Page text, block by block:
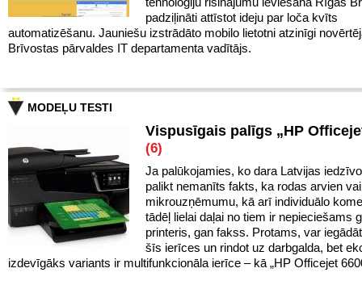
padziļināti attīstot ideju par loča kvīts
automatizēšanu. Jauniešu izstrādāto mobilo lietotni atzinīgi
Brīvostas pārvaldes IT departamenta vadītājs.
MODEĻU TESTI
Vispusīgais palīgs „HP
(6)
Ja palūkojamies, ko dara Latvijas
palikt nemanīts fakts, ka rodas arvien
mikrouzņēmumu, kā arī individuālo
tādēļ lielai daļai no tiem ir nepieciešams
printeris, gan fakss. Protams, var
šīs ierīces un rindot uz darbgalda, bet
izdevīgāks variants ir multifunkcionāla ierīce – kā „HP Officejet